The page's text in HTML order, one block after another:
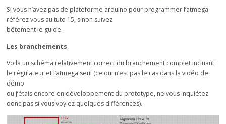
Si vous n’avez pas de plateforme arduino pour programmer l’atmega
référez vous au tuto 15, sinon suivez
bêtement le guide.
Les branchements
Voila un schéma relativement correct du branchement complet incluant
le régulateur et l’atmega seul (ce qui n’est pas le cas dans la vidéo de
démo
ou j’étais encore en développement du prototype, ne vous inquiétez
donc pas si vous voyiez quelques différences).